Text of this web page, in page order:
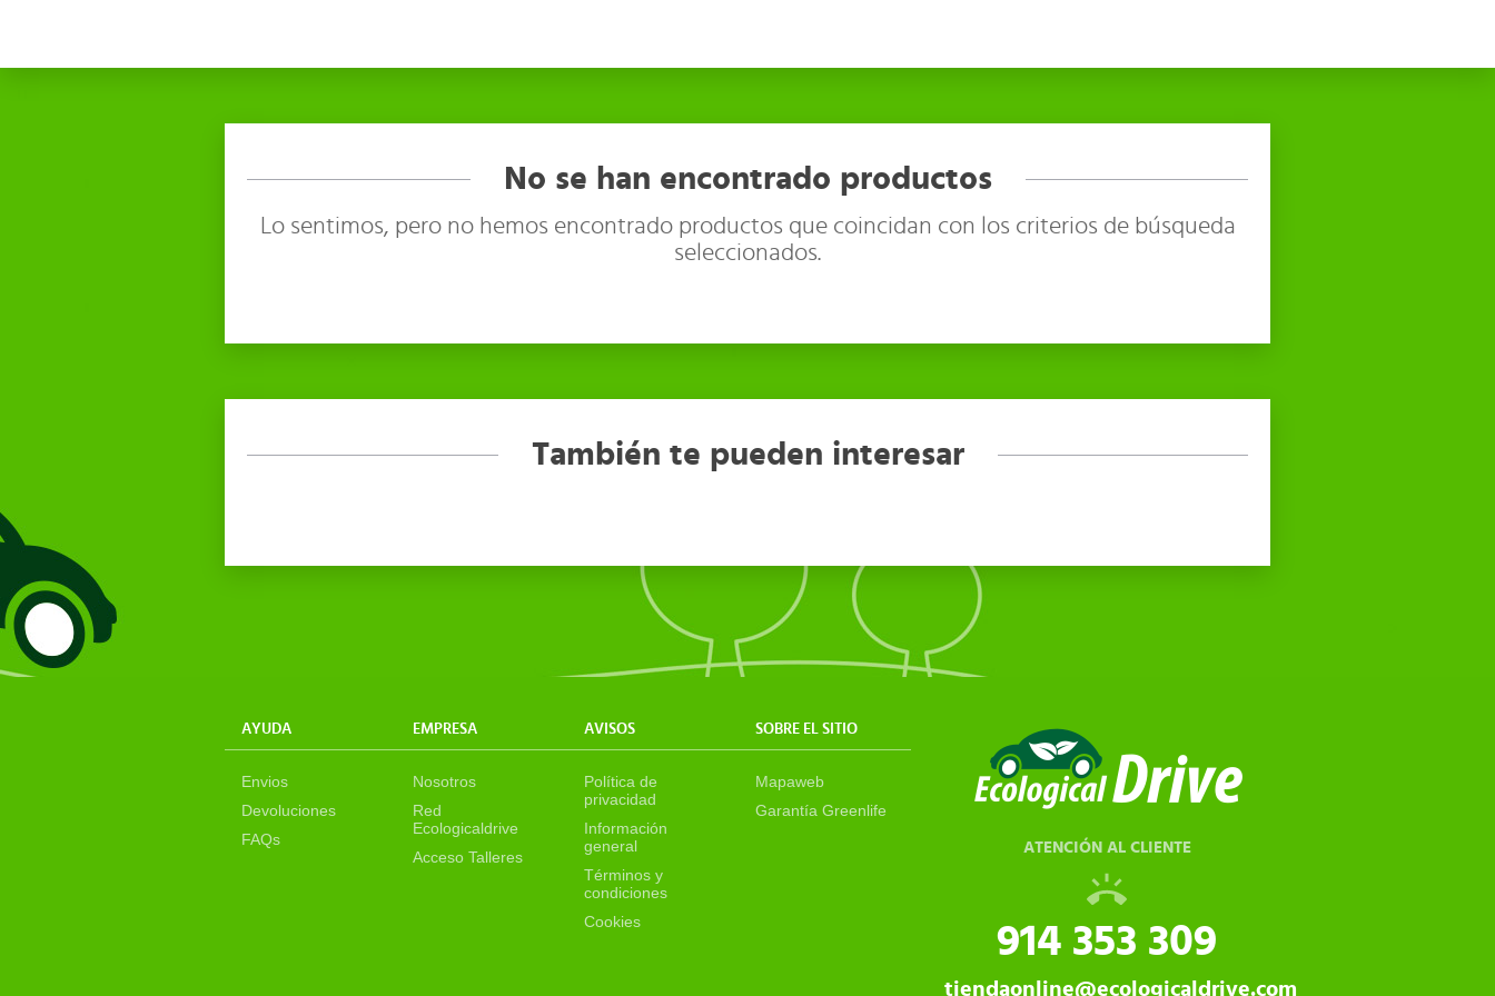
No se han encontrado productos
Lo sentimos, pero no hemos encontrado productos que coincidan con los criterios de búsqueda
seleccionados.
También te pueden interesar
AYUDA EMPRESA AVISOS SOBRE EL SITIO
Envios
Devoluciones
FAQs
Nosotros
Red
Ecologicaldrive
Acceso Talleres
Política de
privacidad
Información
general
Términos y
condiciones
Cookies
Mapaweb
Garantía Greenlife
ATENCIÓN AL CLIENTE
914 353 309
tiendaonline@ecologicaldrive.com